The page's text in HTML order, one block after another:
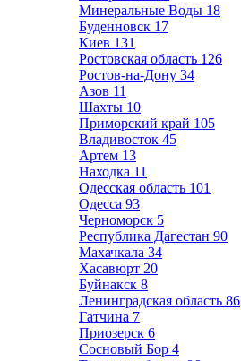
Минеральные Воды 18
Буденновск 17
Киев 131
Ростовская область 126
Ростов-на-Дону 34
Азов 11
Шахты 10
Приморский край 105
Владивосток 45
Артем 13
Находка 11
Одесская область 101
Одесса 93
Черноморск 5
Республика Дагестан 90
Махачкала 34
Хасавюрт 20
Буйнакск 8
Ленинградская область 86
Гатчина 7
Приозерск 6
Сосновый Бор 4